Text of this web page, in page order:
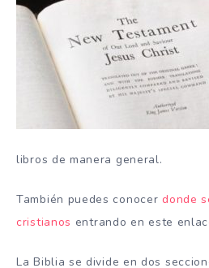
libros de manera general.
También puedes conocerdonde
cristianos entrando en este
La Biblia se divide en dos